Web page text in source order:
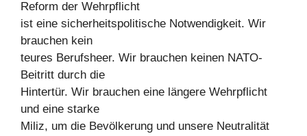
Reform der Wehrpflicht
ist eine sicherheitspolitische Notwendigkeit. Wir
brauchen kein
teures Berufsheer. Wir brauchen keinen NATO-
Beitritt durch die
Hintertür. Wir brauchen eine längere Wehrpflicht
und eine starke
Miliz, um die Bevölkerung und unsere Neutralität